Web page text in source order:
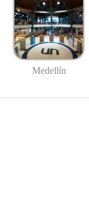
Medellín